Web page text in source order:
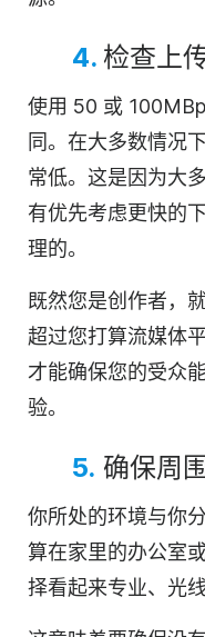
4. 检查上
使用 50 或
同。在大多数情况
常低。这是因为大
有优先考虑更快的
理的。
既然您是创作者，
超过您打算流媒体
才能确保您的受众
验。
5. 确保周
你所处的环境与你
算在家里的办公室
择看起来专业、光